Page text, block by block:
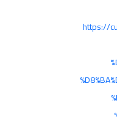
https://